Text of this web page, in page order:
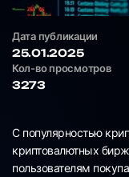
Дата публикации
25.01.2025
Кол-во просмотров
3273
С популярностью
криптовалютных
пользователям